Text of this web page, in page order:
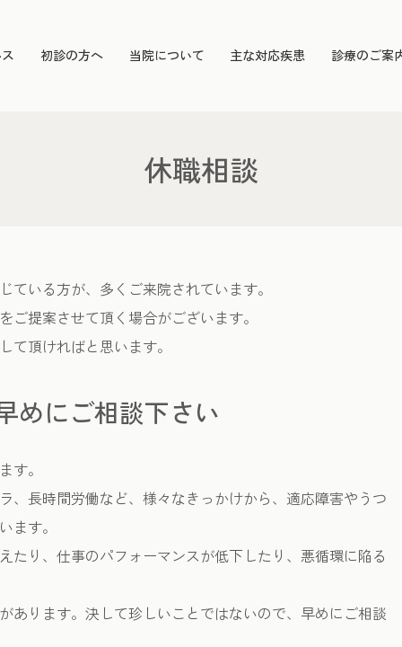
初診の方へ 当院について 主な対応疾患 診療のご案
休職相談
いる方が、多くご来院されています。
提案させて頂く場合がございます。
頂ければと思います。
めにご相談下さい
す。
、長時間労働など、様々なきっかけから、適応障害やうつ
ます。
り、仕事のパフォーマンスが低下したり、悪循環に陥る
あります。決して珍しいことではないので、早めにご相談